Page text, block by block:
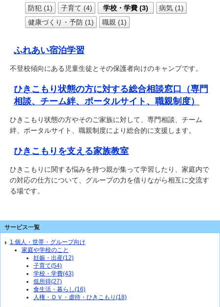
防犯 (1)
子育て (4) 学校・学費 (3)
病気 (1)
健康づくり・予防 (1)
職親 (1)
ふれあい宿泊学習
不登校傾向にある児童生徒とその保護者向けのキャンプです。
ひきこもり状態の方に対する総合相談窓口（専門
相談、チーム絆、ポータルサイト、職親制度）
ひきこもり状態の方やそのご家族に対して、専門相談、チーム
絆、ポータルサイト、職親制度により総合的に支援します。
ひきこもりを支える家族教室
ひきこもりに関する悩みを持つ親が集って学習したり、家庭内で
の対応の仕方について、グループの力を借りながら相互に交流す
る場です。
サービス一覧
1.個人・世帯・グループ向け
家庭や学校のこと
妊娠・出産(12)
子育て(54)
学校・学費(43)
低所得(27)
食生活・暮らし(16)
人権・ＤＶ・虐待・ひきこもり(18)